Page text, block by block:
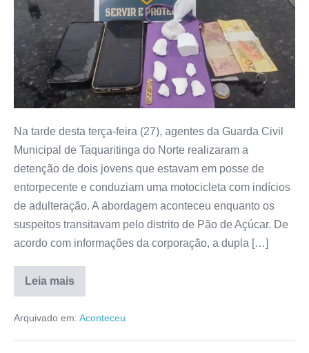
Na tarde desta terça-feira (27), agentes da Guarda Civil
Municipal de Taquaritinga do Norte realizaram a
detenção de dois jovens que estavam em posse de
entorpecente e conduziam uma motocicleta com indícios
de adulteração. A abordagem aconteceu enquanto os
suspeitos transitavam pelo distrito de Pão de Açúcar. De
acordo com informações da corporação, a dupla […]
Leia mais
Arquivado em: Aconteceu